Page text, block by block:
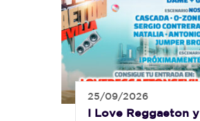
25/09/2026
I Love Reggaeton y